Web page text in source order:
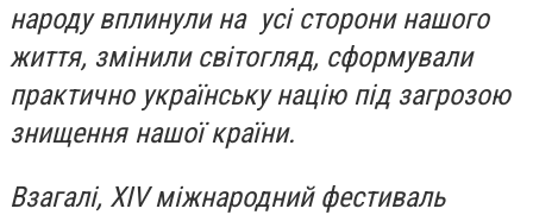
народу вплинули на усі сторони нашого
життя, змінили світогляд, сформували
практично українську націю під загрозою
знищення нашої країни.
Взагалі, XIV міжнародний фестиваль